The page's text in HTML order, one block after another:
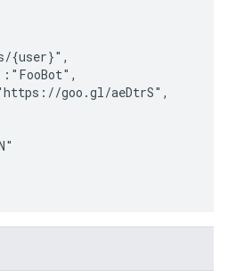
{user}",
goo.gl/aeDtrS",